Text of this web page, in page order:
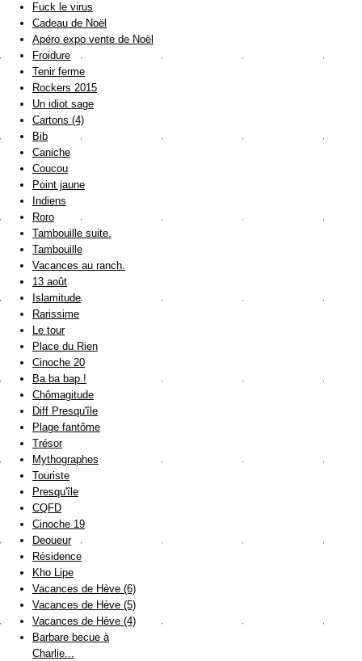
Fuck le virus
Cadeau de Noël
Apéro expo vente de Noël
Froidure
Tenir ferme
Rockers 2015
Un idiot sage
Cartons (4)
Bib
Caniche
Coucou
Point jaune
Indiens
Roro
Tambouille suite.
Tambouille
Vacances au ranch.
13 août
Islamitude
Rarissime
Le tour
Place du Rien
Cinoche 20
Ba ba bap !
Chômagitude
Diff Presqu'île
Plage fantôme
Trésor
Mythographes
Touriste
Presqu'île
CQFD
Cinoche 19
Deoueur
Résidence
Kho Lipe
Vacances de Hève (6)
Vacances de Hève (5)
Vacances de Hève (4)
Barbare becue à
Charlie...